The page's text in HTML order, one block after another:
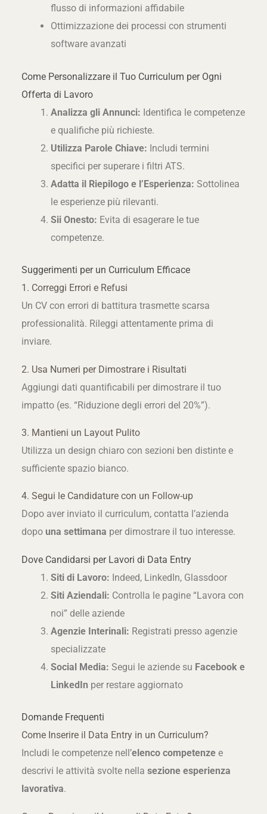
flusso di informazioni affidabile
Ottimizzazione dei processi con strumenti
software avanzati
Come Personalizzare il Tuo Curriculum per Ogni
Offerta di Lavoro
Analizza gli Annunci: Identifica le competenze
e qualifiche più richieste.
Utilizza Parole Chiave: Includi termini
specifici per superare i filtri ATS.
Adatta il Riepilogo e l’Esperienza: Sottolinea
le esperienze più rilevanti.
Sii Onesto: Evita di esagerare le tue
competenze.
Suggerimenti per un Curriculum Efficace
1. Correggi Errori e Refusi
Un CV con errori di battitura trasmette scarsa
professionalità. Rileggi attentamente prima di
inviare.
2. Usa Numeri per Dimostrare i Risultati
Aggiungi dati quantificabili per dimostrare il tuo
impatto (es. “Riduzione degli errori del 20%”).
3. Mantieni un Layout Pulito
Utilizza un design chiaro con sezioni ben distinte e
sufficiente spazio bianco.
4. Segui le Candidature con un Follow-up
Dopo aver inviato il curriculum, contatta l’azienda
dopo una settimana per dimostrare il tuo interesse.
Dove Candidarsi per Lavori di Data Entry
Siti di Lavoro: Indeed, LinkedIn, Glassdoor
Siti Aziendali: Controlla le pagine “Lavora con
noi” delle aziende
Agenzie Interinali: Registrati presso agenzie
specializzate
Social Media: Segui le aziende su Facebook e
LinkedIn per restare aggiornato
Domande Frequenti
Come Inserire il Data Entry in un Curriculum?
Includi le competenze nell’elenco competenzee
descrivi le attività svolte nella sezione esperienza
lavorativa.